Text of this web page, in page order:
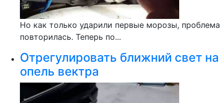
Но как только ударили первые морозы, проблема
повторилась. Теперь по...
Отрегулировать ближний свет на
опель вектра